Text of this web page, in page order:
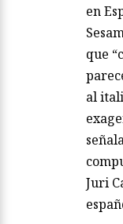
en
que
al
Juri